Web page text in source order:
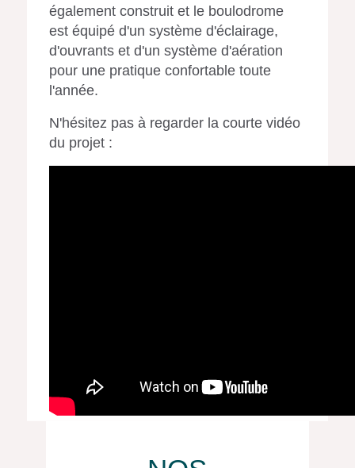
également construit et le boulodrome
est équipé d'un système d'éclairage,
d'ouvrants et d'un système d'aération
pour une pratique confortable toute
l'année.
N'hésitez pas à regarder la courte vidéo
du projet :